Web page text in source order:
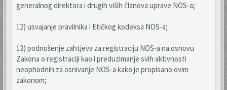
generalnog direktora i drugih viših članova uprave NOS-a;
12) usvajanje pravilnika i Etičkog kodeksa NOS-a;
13) podnošenje zahtjeva za registraciju NOS-a na osnovu
Zakona o registraciji kao i preduzimanje svih aktivnosti
neophodnih za osnivanje NOS-a kako je propisano ovim
zakonom;